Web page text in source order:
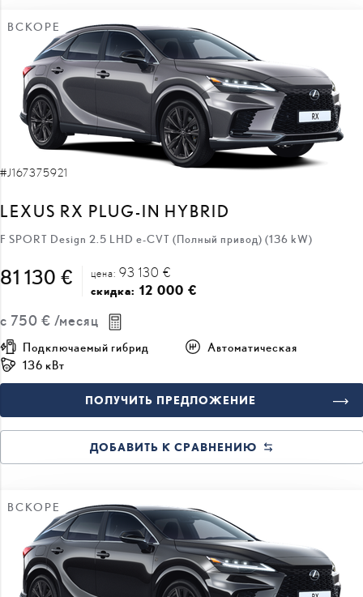
ВСКОРЕ
#J167375921
LEXUS RX PLUG-IN HYBRID
F SPORT Design 2.5 LHD e-CVT (Полный привод) (136 kW)
81 130 € цена: 93 130 €
скидка: 12 000 €
с 750 € /месяц
Подключаемый гибрид
Автоматическая
136 кВт
ПОЛУЧИТЬ ПРЕДЛОЖЕНИЕ
ДОБАВИТЬ К СРАВНЕНИЮ
ВСКОРЕ